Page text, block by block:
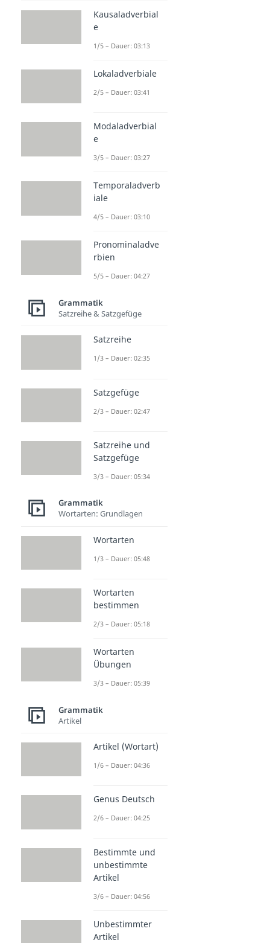
Kausaladverbial
e
1/5 – Dauer: 03:13
Lokaladverbiale
2/5 – Dauer: 03:41
Modaladverbial
e
3/5 – Dauer: 03:27
Temporaladverb
iale
4/5 – Dauer: 03:10
Pronominaladve
rbien
5/5 – Dauer: 04:27
Grammatik
Satzreihe & Satzgefüge
Satzreihe
1/3 – Dauer: 02:35
Satzgefüge
2/3 – Dauer: 02:47
Satzreihe und
Satzgefüge
3/3 – Dauer: 05:34
Grammatik
Wortarten: Grundlagen
Wortarten
1/3 – Dauer: 05:48
Wortarten
bestimmen
2/3 – Dauer: 05:18
Wortarten
Übungen
3/3 – Dauer: 05:39
Grammatik
Artikel
Artikel (Wortart)
1/6 – Dauer: 04:36
Genus Deutsch
2/6 – Dauer: 04:25
Bestimmte und
unbestimmte
Artikel
3/6 – Dauer: 04:56
Unbestimmter
Artikel